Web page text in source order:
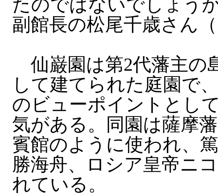
たのではないでしょう
副館長の松尾千歳さん
仙巌園は第2代藩主の
して建てられた庭園で
のビューポイントとし
気がある。同園は薩摩
賓館のように使われ、
勝海舟、ロシア皇帝ニ
れている。